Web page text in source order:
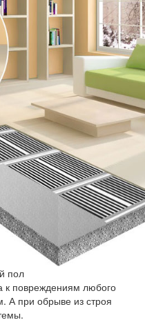
пол
к повреждениям любого
А при обрыве из строя